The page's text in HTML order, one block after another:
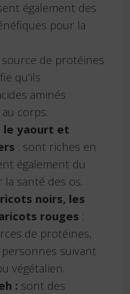
également des
pour la
de protéines
qu’ils
aminés
corps.
le yaourt et
: sont riches en
également du
santé des os.
noirs, les
rouges :
de protéines,
suivant
végétalien.
: sont des